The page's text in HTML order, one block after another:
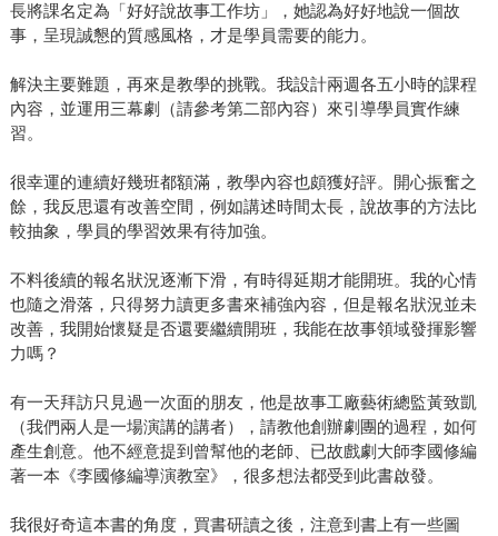
長將課名定為「好好說故事工作坊」，她認為好好地說一個故
事，呈現誠懇的質感風格，才是學員需要的能力。
解決主要難題，再來是教學的挑戰。我設計兩週各五小時的課程
內容，並運用三幕劇（請參考第二部內容）來引導學員實作練
習。
很幸運的連續好幾班都額滿，教學內容也頗獲好評。開心振奮之
餘，我反思還有改善空間，例如講述時間太長，說故事的方法比
較抽象，學員的學習效果有待加強。
不料後續的報名狀況逐漸下滑，有時得延期才能開班。我的心情
也隨之滑落，只得努力讀更多書來補強內容，但是報名狀況並未
改善，我開始懷疑是否還要繼續開班，我能在故事領域發揮影響
力嗎？
有一天拜訪只見過一次面的朋友，他是故事工廠藝術總監黃致凱
（我們兩人是一場演講的講者），請教他創辦劇團的過程，如何
產生創意。他不經意提到曾幫他的老師、已故戲劇大師李國修編
著一本《李國修編導演教室》，很多想法都受到此書啟發。
我很好奇這本書的角度，買書研讀之後，注意到書上有一些圖